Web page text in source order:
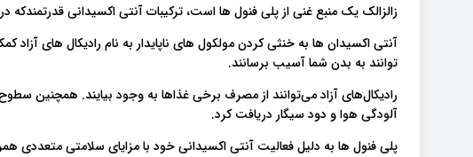
زالزالک یک منبع غنی از پلی فنول ها است، ترکیبات آنتی اکسیدانی
آنتی اکسیدان ها به خنثی کردن مولکول های ناپایدار به نام رادیکال های
توانند به بدن شما آسیب برسانند.
رادیکال‌های آزاد می‌توانند از مصرف برخی غذاها به وجود بیایند. همچنین سطوح
آلودگی هوا و دود سیگار دریافت کرد.
پلی فنول ها به دلیل فعالیت آنتی اکسیدانی خود با مزایای سلامتی متعددی